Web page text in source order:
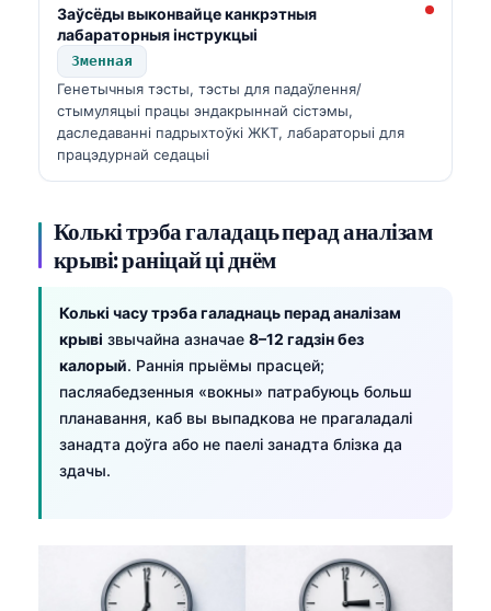
Заўсёды выконвайце канкрэтныя
лабараторныя інструкцыі
Зменная
Генетычныя тэсты, тэсты для падаўлення/
стымуляцыі працы эндакрыннай сістэмы,
даследаванні падрыхтоўкі ЖКТ, лабараторыі для
працэдурнай седацыі
Колькі трэба галадаць перад аналізам
крыві: раніцай ці днём
Колькі часу трэба галаднаць перад аналізам
крыві звычайна азначае 8–12 гадзін без
калорый. Раннія прыёмы прасцей;
пасляабедзенныя «вокны» патрабуюць больш
планавання, каб вы выпадкова не прагаладалі
занадта доўга або не паелі занадта блізка да
здачы.
Gàidhlig
Occitan
Монгол
ພາສາລາວ
Basa Jawa
Cebuano
ئۇيغۇرچە
Кыргызча
Татар теле
Frysk
Ślōnskŏ gŏdka
Norsk bokmål